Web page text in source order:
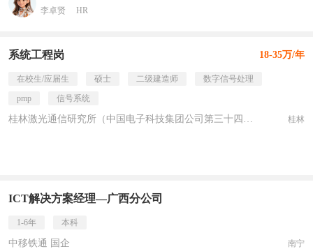
李卓贤 HR
系统工程岗 18-35万/年
在校生/应届生 硕士 二级建造师
数字信号处理
pmp
信号系统
桂林激光通信研究所（中国电子科技集团公司第三十四研究所） 国企 桂林
ICT解决方案经理—广西分公司
1-6年 本科
中移铁通 国企 南宁